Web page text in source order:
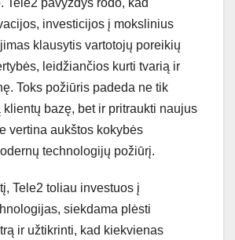
Tele2 pavyzdys rodo, kad
investicijos į mokslinius
klausytis vartotojų poreikių
leidžiančios kurti tvarią ir
Toks požiūris padeda ne tik
bazę, bet ir pritraukti naujus
vertina aukštos kokybės
technologijų požiūrį.
Tele2 toliau investuos į
siekdama plėsti
ir užtikrinti, kad kiekvienas